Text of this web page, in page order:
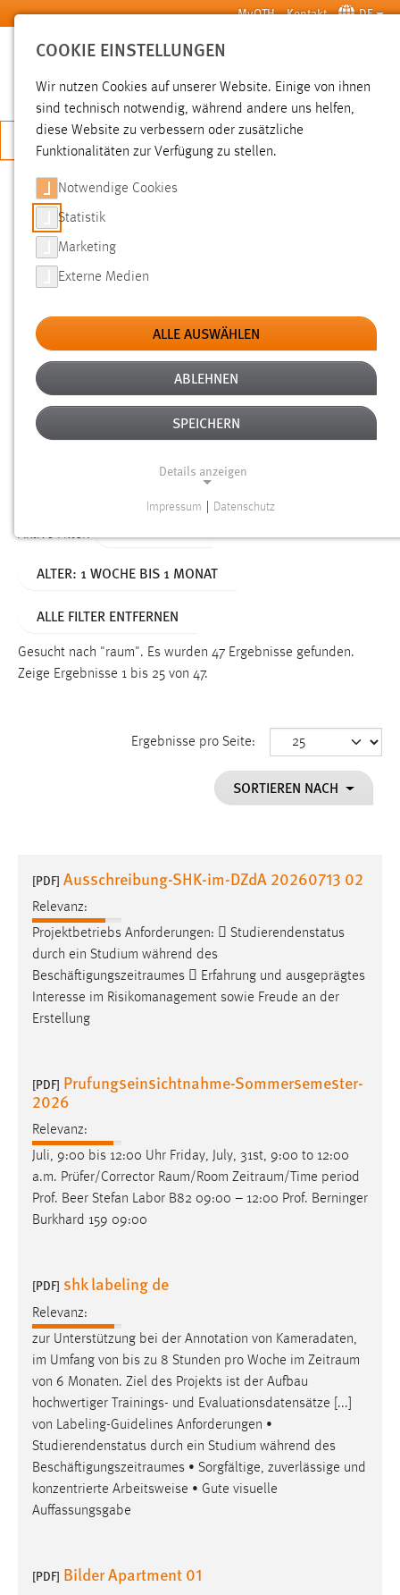
Zum Hauptinhalt springen MyOTH Kontakt DE
SUCHE
JETZT BEWERBEN
SUCHE
FILTER
Typ
Erstellungsdatum
Alter
Aktive Filter:
ALTER: 1 WOCHE BIS 1 MONAT
ALLE FILTER ENTFERNEN
Gesucht nach "raum". Es wurden 47 Ergebnisse gefunden.
Zeige Ergebnisse 1 bis 25 von 47.
Ergebnisse pro Seite:
SORTIEREN NACH
[PDF] Ausschreibung-SHK-im-DZdA 20260713 02
Relevanz:
Projektbetriebs Anforderungen:  Studierendenstatus
durch ein Studium während des
Beschäftigungszeitraumes  Erfahrung und ausgeprägtes
Interesse im Risikomanagement sowie Freude an der
Erstellung
[PDF] Prufungseinsichtnahme-Sommersemester-
2026
Relevanz:
Juli, 9:00 bis 12:00 Uhr Friday, July, 31st, 9:00 to 12:00
a.m. Prüfer/Corrector Raum/Room Zeitraum/Time period
Prof. Beer Stefan Labor B82 09:00 – 12:00 Prof. Berninger
Burkhard 159 09:00
[PDF] shk labeling de
Relevanz:
zur Unterstützung bei der Annotation von Kameradaten,
im Umfang von bis zu 8 Stunden pro Woche im Zeitraum
von 6 Monaten. Ziel des Projekts ist der Aufbau
hochwertiger Trainings- und Evaluationsdatensätze [...]
von Labeling-Guidelines Anforderungen •
Studierendenstatus durch ein Studium während des
Beschäftigungszeitraumes • Sorgfältige, zuverlässige und
konzentrierte Arbeitsweise • Gute visuelle
Auffassungsgabe
[PDF] Bilder Apartment 01
COOKIE EINSTELLUNGEN
Wir nutzen Cookies auf unserer Website. Einige von ihnen
sind technisch notwendig, während andere uns helfen,
diese Website zu verbessern oder zusätzliche
Funktionalitäten zur Verfügung zu stellen.
Notwendige Cookies
Statistik
Marketing
Externe Medien
ALLE AUSWÄHLEN
ABLEHNEN
SPEICHERN
Details anzeigen
Funktionen und sind für die einwandfreie Funktion der
Name:
Dieser Cookie speichert die ausgewählten Einverständnis-
Performance
Name:
staticfilecache
Zweck:
Für performante Seitenauslieferung wird in diesem Cookie
gespeichert, ob man eingeloggt ist.
Name:
site-language-preference
Zweck:
Das Cookie speichert die gewählte Sprache der Website.
Cookie Laufzeit:
Name:
MibewSessionID, MIBEW_UserID, mibew_locale, mibew-
chat-frame-style-5e9dbeb1811c0446
Zweck:
Wird benötigt um die Chatfunktion nutzen zu können.
Cookie Laufzeit:
MibewSessionID, mibew-chat-frame-style-
Jahre, MIBEW_UserID = 1 Jahr
Name:
fe_user, be_user, be_lastLoginProvider
Impressum Datenschutz